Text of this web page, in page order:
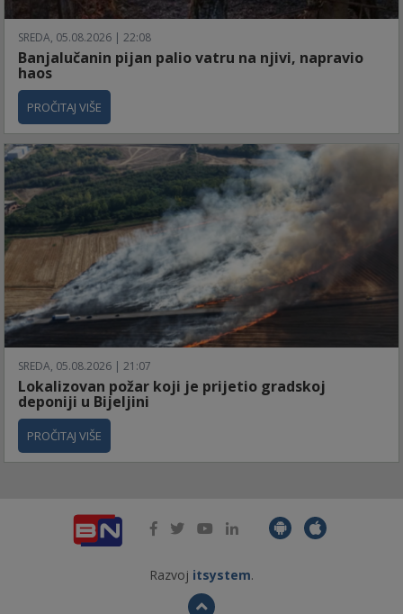
SREDA, 05.08.2026 | 22:08
Banjalučanin pijan palio vatru na njivi, napravio
haos
PROČITAJ VIŠE
SREDA, 05.08.2026 | 21:07
Lokalizovan požar koji je prijetio gradskoj
deponiji u Bijeljini
PROČITAJ VIŠE
Razvoj itsystem.